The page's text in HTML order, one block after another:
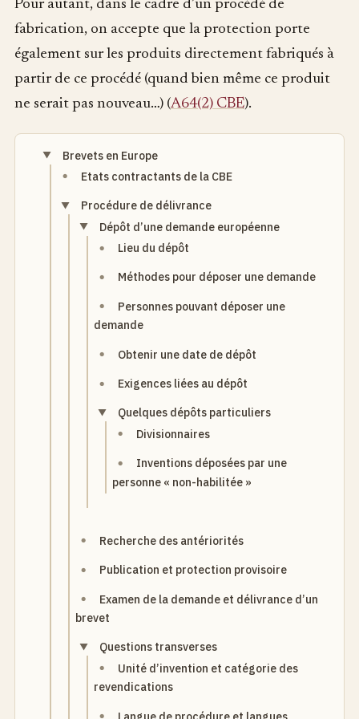
Pour autant, dans le cadre d’un procédé de
fabrication, on accepte que la protection porte
également sur les produits directement fabriqués à
partir de ce procédé (quand bien même ce produit
ne serait pas nouveau…) (A64(2) CBE).
Brevets en Europe
Etats contractants de la CBE
Procédure de délivrance
Dépôt d’une demande européenne
Lieu du dépôt
Méthodes pour déposer une demande
Personnes pouvant déposer une
demande
Obtenir une date de dépôt
Exigences liées au dépôt
Quelques dépôts particuliers
Divisionnaires
Inventions déposées par une
personne « non-habilitée »
Recherche des antériorités
Publication et protection provisoire
Examen de la demande et délivrance d’un
brevet
Questions transverses
Unité d’invention et catégorie des
revendications